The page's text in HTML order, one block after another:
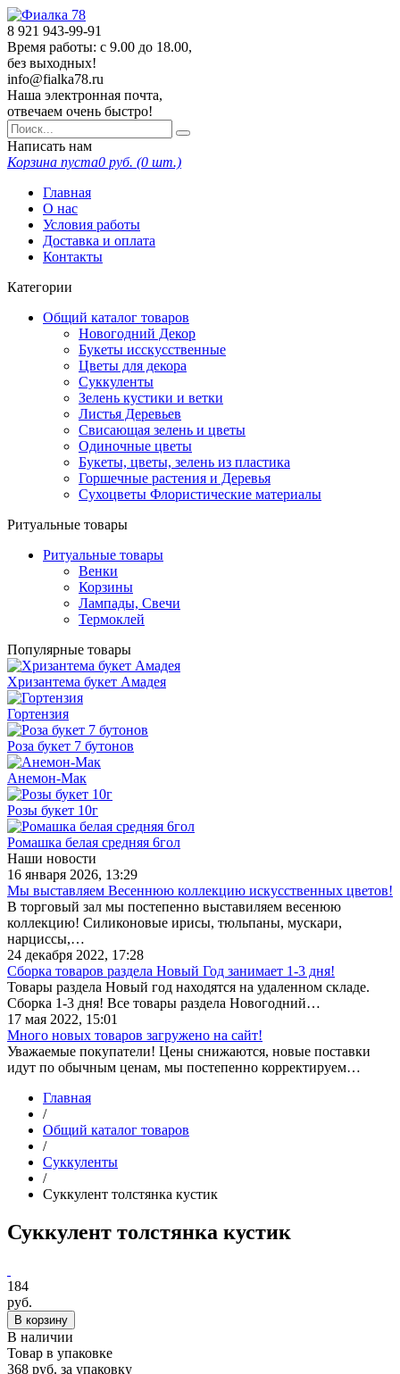
8 921 943-99-91
Время работы: с 9.00 до 18.00,
без выходных!
info@fialka78.ru
Наша электронная почта,
отвечаем очень быстро!
Написать нам
Корзина пуста0 руб. (0 шт.)
Главная
О нас
Условия работы
Доставка и оплата
Контакты
Категории
Общий каталог товаров
Новогодний Декор
Букеты исскусственные
Цветы для декора
Суккуленты
Зелень кустики и ветки
Листья Деревьев
Свисающая зелень и цветы
Одиночные цветы
Букеты, цветы, зелень из пластика
Горшечные растения и Деревья
Сухоцветы Флористические материалы
Ритуальные товары
Ритуальные товары
Венки
Корзины
Лампады, Свечи
Термоклей
Популярные товары
Хризантема букет Амадея
Гортензия
Роза букет 7 бутонов
Анемон-Мак
Розы букет 10г
Ромашка белая средняя 6гол
Наши новости
16 января 2026, 13:29
Мы выставляем Весеннюю коллекцию искусственных цветов!
В торговый зал мы постепенно выставиляем весенюю
коллекцию! Силиконовые ирисы, тюльпаны, мускари,
нарциссы,…
24 декабря 2022, 17:28
Сборка товаров раздела Новый Год занимает 1-3 дня!
Товары раздела Новый год находятся на удаленном складе.
Сборка 1-3 дня! Все товары раздела Новогодний…
17 мая 2022, 15:01
Много новых товаров загружено на сайт!
Уважаемые покупатели! Цены снижаются, новые поставки
идут по обычным ценам, мы постепенно корректируем…
Главная
/
Общий каталог товаров
/
Суккуленты
/
Суккулент толстянка кустик
Суккулент толстянка кустик
184
руб.
В корзину
В наличии
Товар в упаковке
368 руб. за упаковку